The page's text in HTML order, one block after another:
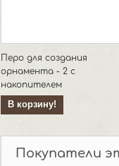
Перо для создания
орнамента - 2 с
накопителем
В корзину!
Покупатели